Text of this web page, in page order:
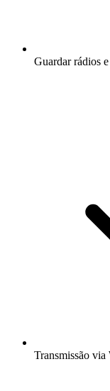
Guardar rádios
Transmissão